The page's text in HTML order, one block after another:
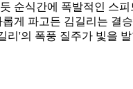
순식간에 폭발적인 스
게 파고든 김길리는 결
리'의 폭풍 질주가 빛을